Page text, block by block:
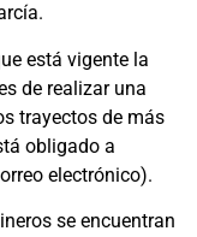
está vigente la
de realizar una
trayectos de más
obligado a
electrónico).
se encuentran